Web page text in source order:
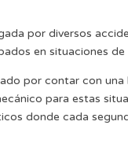
por diversos
en situaciones
por contar con
para estas
donde cada